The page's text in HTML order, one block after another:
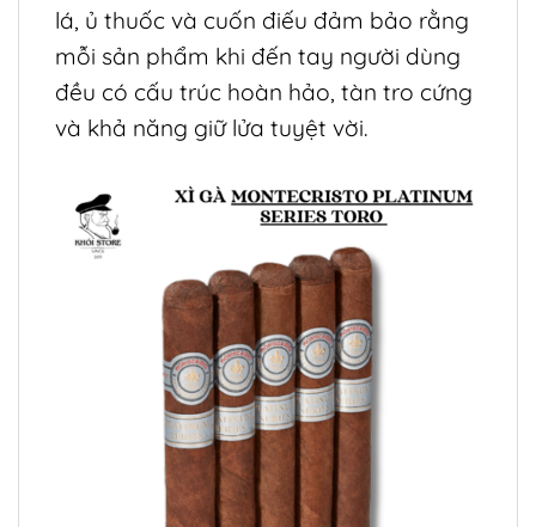
lá, ủ thuốc và cuốn điếu đảm bảo rằng
mỗi sản phẩm khi đến tay người dùng
đều có cấu trúc hoàn hảo, tàn tro cứng
và khả năng giữ lửa tuyệt vời.